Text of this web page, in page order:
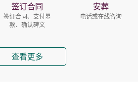
签订合同
签订合同、支付墓
款、确认碑文
安葬
电话或在线咨询
查看更多